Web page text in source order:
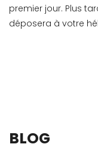
premier jour. Plus
déposera à votre
BLOG